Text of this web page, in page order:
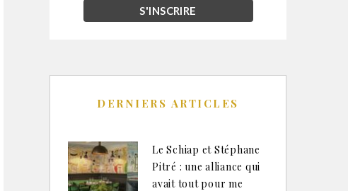
DERNIERS ARTICLES
Le Schiap et Stéphane
Pitré : une alliance qui
avait tout pour me